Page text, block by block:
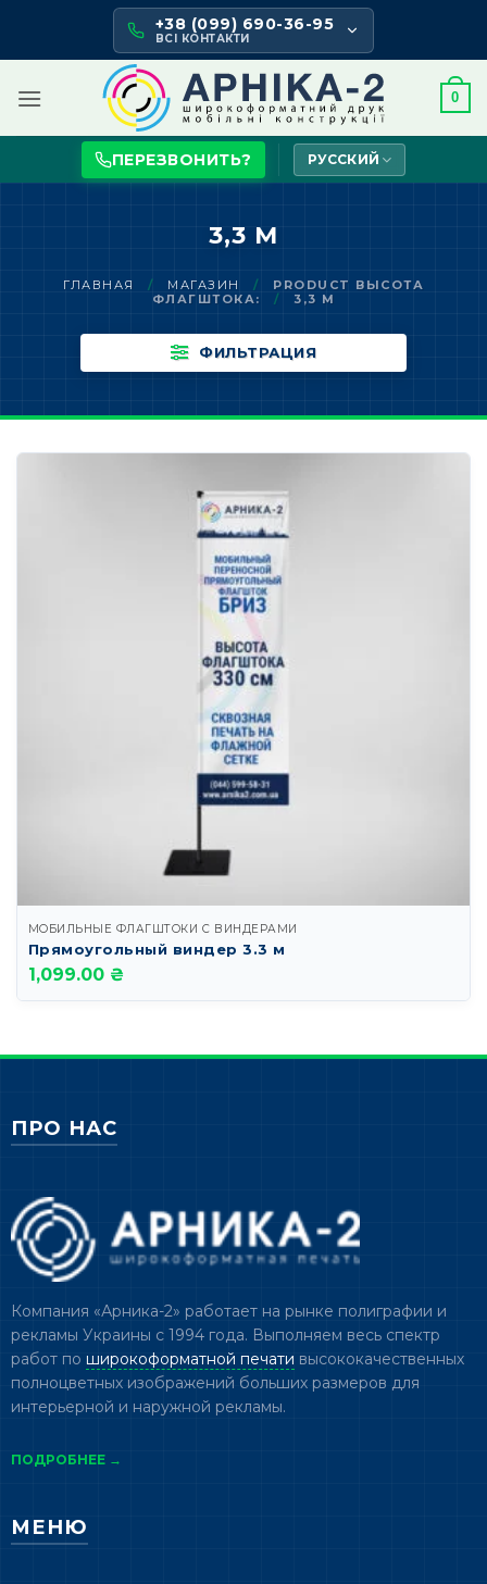
content
+38 (099) 690-36-95
ВСІ КОНТАКТИ
0
ПЕРЕЗВОНИТЬ? РУССКИЙ
3,3 М
ГЛАВНАЯ / МАГАЗИН /
PRODUCT ВЫСОТА
ФЛАГШТОКА:
/ 3,3 М
ФИЛЬТРАЦИЯ
МОБИЛЬНЫЕ ФЛАГШТОКИ С ВИНДЕРАМИ
Прямоугольный виндер 3.3 м
1,099.00 ₴
ПРО НАС
Компания «Арника-2» работает на рынке полиграфии и
рекламы Украины с 1994 года. Выполняем весь спектр
работ по широкоформатной печати высококачественных
полноцветных изображений больших размеров для
интерьерной и наружной рекламы.
ПОДРОБНЕЕ →
МЕНЮ